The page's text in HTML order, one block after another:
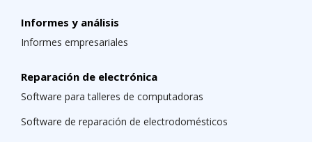
Informes y análisis
Informes empresariales
Reparación de electrónica
Software para talleres de computadoras
Software de reparación de electrodomésticos